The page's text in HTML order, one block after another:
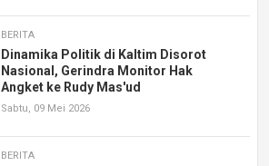
BERITA
Dinamika Politik di Kaltim Disorot
Nasional, Gerindra Monitor Hak
Angket ke Rudy Mas'ud
Sabtu, 09 Mei 2026
BERITA